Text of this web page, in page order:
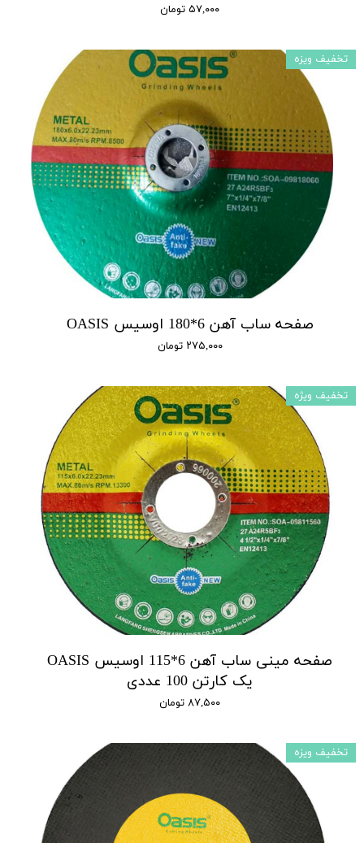
۵۷,۰۰۰ تومان
صفحه ساب آهن 6*180 اوسیس OASIS
۲۷۵,۰۰۰ تومان
تخفیف ویزه
صفحه مینی ساب آهن 6*115 اوسیس OASIS
یک کارتن 100 عددی
۸۷,۵۰۰ تومان
تخفیف ویژه
تخفیف ویزه